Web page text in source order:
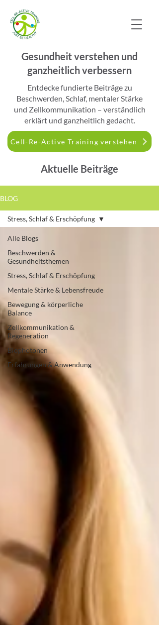
Gesundheit verstehen und
ganzheitlich verbessern
​Entdecke fundierte Beiträge zu
Beschwerden, Schlaf, mentaler Stärke
und Zellkommunikation – verständlich
erklärt und ganzheitlich gedacht.
Cell-Re-Active Training verstehen
Aktuelle Beiträge
BLOG
Alle Blogs
Beschwerden &
Gesundheitsthemen
Stress, Schlaf & Erschöpfung
Mentale Stärke & Lebensfreude
Bewegung & körperliche
Balance
Zellkommunikation &
Regeneration
Biophotonen
Erfahrungen & Anwendung
Stress, Schlaf & Erschöpfung